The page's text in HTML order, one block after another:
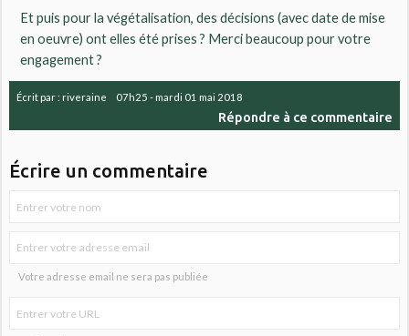
Et puis pour la végétalisation, des décisions (avec date de mise
en oeuvre) ont elles été prises ? Merci beaucoup pour votre
engagement ?
Écrit par : riveraine 07h25 - mardi 01 mai 2018
Répondre à ce commentaire
Écrire un commentaire
Votre adresse email ne sera pas publiée